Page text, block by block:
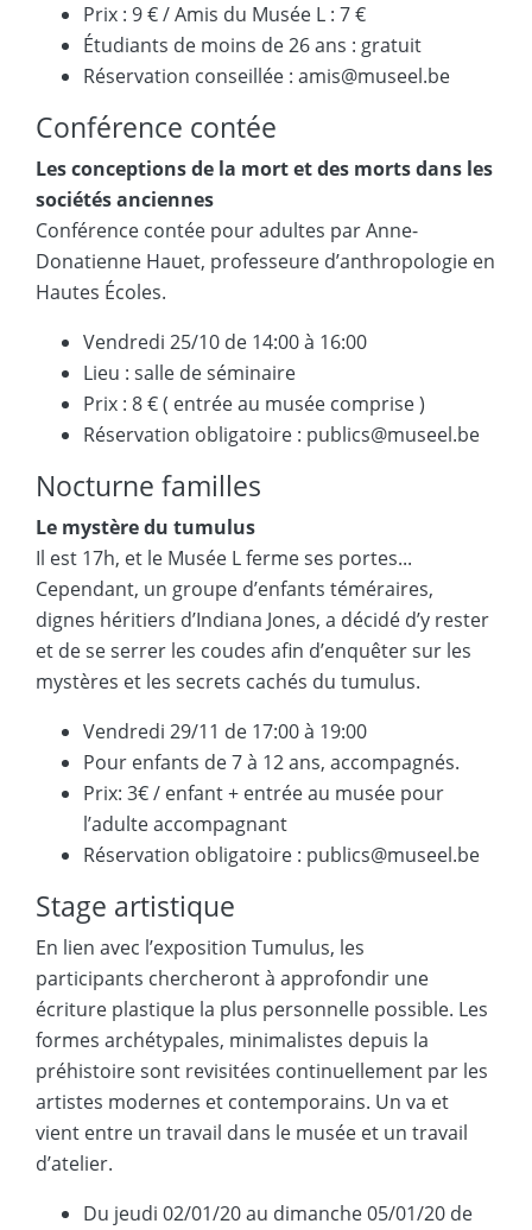
Prix : 9 € / Amis du Musée L : 7 €
Étudiants de moins de 26 ans : gratuit
Réservation conseillée : amis@museel.be
Conférence contée
Les conceptions de la mort et des morts dans les
sociétés anciennes
Conférence contée pour adultes par Anne-
Donatienne Hauet, professeure d’anthropologie en
Hautes Écoles.
Vendredi 25/10 de 14:00 à 16:00
Lieu : salle de séminaire
Prix : 8 € ( entrée au musée comprise )
Réservation obligatoire : publics@museel.be
Nocturne familles
Le mystère du tumulus
Il est 17h, et le Musée L ferme ses portes...
Cependant, un groupe d’enfants téméraires,
dignes héritiers d’Indiana Jones, a décidé d’y rester
et de se serrer les coudes afin d’enquêter sur les
mystères et les secrets cachés du tumulus.
Vendredi 29/11 de 17:00 à 19:00
Pour enfants de 7 à 12 ans, accompagnés.
Prix: 3€ / enfant + entrée au musée pour
l’adulte accompagnant
Réservation obligatoire : publics@museel.be
Stage artistique
En lien avec l’exposition Tumulus, les
participants chercheront à approfondir une
écriture plastique la plus personnelle possible. Les
formes archétypales, minimalistes depuis la
préhistoire sont revisitées continuellement par les
artistes modernes et contemporains. Un va et
vient entre un travail dans le musée et un travail
d’atelier.
Du jeudi 02/01/20 au dimanche 05/01/20 de